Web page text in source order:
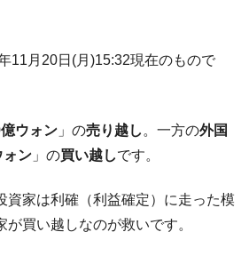
『BYD』車への補助金を全廃 ⇒ 実
れている。6カ月で対前年同期比
国大使スティールが着韓！⇒ さっそ
行け！」「極右勢力」のプラカー
府「2035年までに18.4GW規模のAIデ
から無理だってば。
11月20日(月)15:32現在のもので
ウォン 」の売り越し 。一方の外国
ォン 」の買い越しです。
資家は利確（利益確定）に走った模
買い越しなのが救いです。